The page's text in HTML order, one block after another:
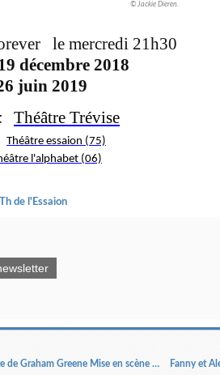
© Jackie Dieren.
le mercredi 21h30
décembre 2018
juin 2019
Théâtre Trévise
Théâtre essaion (75)
l'alphabet (06)
de l'Essaion
Voyage avec ma tante de Graham Greene Mise en scène Nicolas Briançon